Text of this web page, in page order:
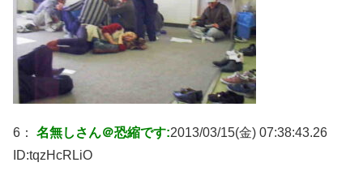
6： 名無しさん＠恐縮です:2013/03/15(金) 07:38:43.26
ID:tqzHcRLiO